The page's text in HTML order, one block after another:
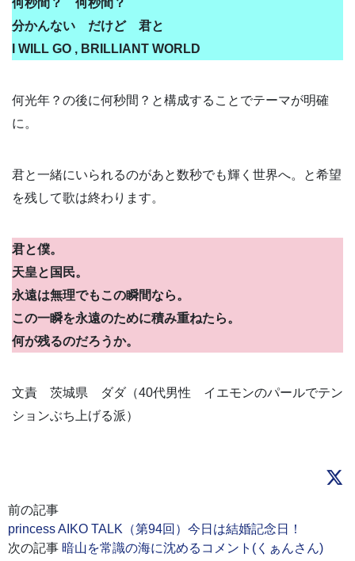
何秒間？ 何秒間？
分かんない だけど 君と
I WILL GO , BRILLIANT WORLD
何光年？の後に何秒間？と構成することでテーマが明確
に。
君と一緒にいられるのがあと数秒でも輝く世界へ。と希望
を残して歌は終わります。
君と僕。
天皇と国民。
永遠は無理でもこの瞬間なら。
この一瞬を永遠のために積み重ねたら。
何が残るのだろうか。
文責 茨城県 ダダ（40代男性 イエモンのパールでテン
ションぶち上げる派）
前の記事
princess AIKO TALK（第94回）今日は結婚記念日！
次の記事 暗山を常識の海に沈めるコメント(くぁんさん)